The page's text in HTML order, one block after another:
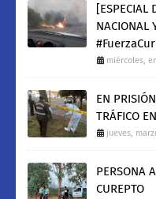
[ESPECIAL
NACIONAL
miércoles,
EN
TRÁFICO
jueves,
PERSONA
CUREPTO